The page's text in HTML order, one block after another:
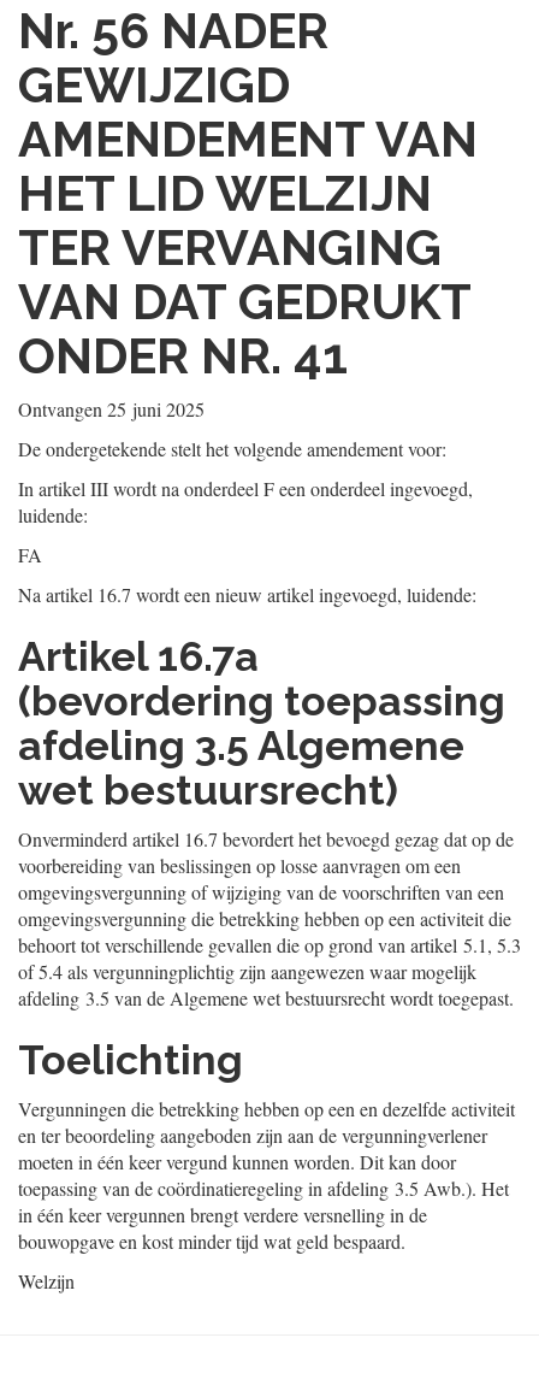
Nr. 56 NADER
GEWIJZIGD
AMENDEMENT VAN
HET LID WELZIJN
TER VERVANGING
VAN DAT GEDRUKT
ONDER NR. 41
Ontvangen 25 juni 2025
De ondergetekende stelt het volgende amendement voor:
In artikel III wordt na onderdeel F een onderdeel ingevoegd,
luidende:
FA
Na artikel 16.7 wordt een nieuw artikel ingevoegd, luidende:
Artikel 16.7a
(bevordering toepassing
afdeling 3.5 Algemene
wet bestuursrecht)
Onverminderd artikel 16.7 bevordert het bevoegd gezag dat op de
voorbereiding van beslissingen op losse aanvragen om een
omgevingsvergunning of wijziging van de voorschriften van een
omgevingsvergunning die betrekking hebben op een activiteit die
behoort tot verschillende gevallen die op grond van artikel 5.1, 5.3
of 5.4 als vergunningplichtig zijn aangewezen waar mogelijk
afdeling 3.5 van de Algemene wet bestuursrecht wordt toegepast.
Toelichting
Vergunningen die betrekking hebben op een en dezelfde activiteit
en ter beoordeling aangeboden zijn aan de vergunningverlener
moeten in één keer vergund kunnen worden. Dit kan door
toepassing van de coördinatieregeling in afdeling 3.5 Awb.). Het
in één keer vergunnen brengt verdere versnelling in de
bouwopgave en kost minder tijd wat geld bespaard.
Welzijn